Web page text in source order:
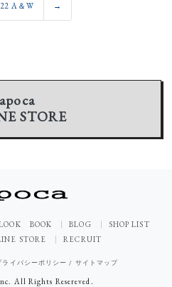
A＆W →
STORE
BOOK BLOG
SHOP LIST
STORE RECRUIT
ライバシーポリシー / サイトマップ
All Rights Resereved.